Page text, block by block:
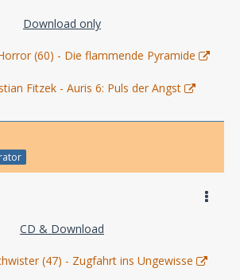
Download only
(60) - Die flammende Pyramide
Fitzek - Auris 6: Puls der Angst
CD & Download
(47) - Zugfahrt ins Ungewisse